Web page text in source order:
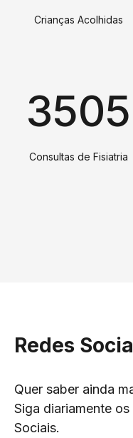
Crianças Acolhidas
Consultas de Fisiatria
3505
Redes
Quer saber ainda
Siga diariamente
Sociais.